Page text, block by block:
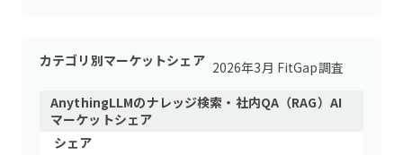
カテゴリ別マーケットシェア 2026年3月 FitGap調査
AnythingLLMのナレッジ検索・社内QA（RAG）AI
マーケットシェア
シェア